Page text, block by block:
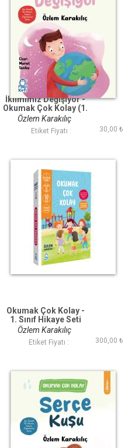
İklimimiz Değişiyor -
Okumak Çok Kolay (1.
Sınıf)
Özlem Karakılıç
Etiket Fiyatı : 30,00 ₺
Okumak Çok Kolay -
1. Sınıf Hikaye Seti
(10 Kitap)
Özlem Karakılıç
Etiket Fiyatı : 300,00 ₺